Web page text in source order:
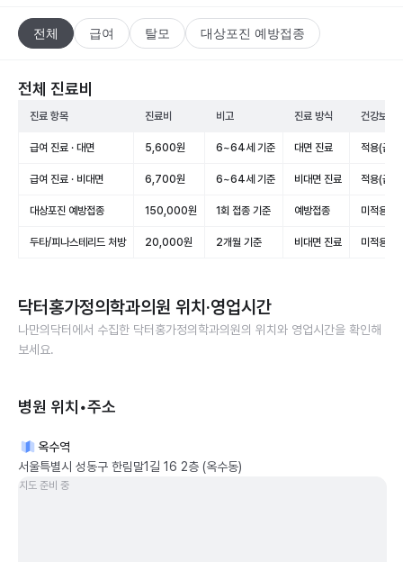
전체 급여 탈모 대상포진 예방접종
전체 진료비
진료 항목 진료비 비고 진료 방식 건강보험
급여 진료 · 대면 5,600원 6~64세 기준 대면 진료 적용(급여)
급여 진료 · 비대면 6,700원 6~64세 기준 비대면 진료 적용(급여)
대상포진 예방접종 150,000원 1회 접종 기준 예방접종 미적용(비
두타/피나스테리드 처방 20,000원 2개월 기준 비대면 진료 미적용(비
닥터홍가정의학과의원 위치·영업시간
나만의닥터에서 수집한 닥터홍가정의학과의원의 위치와 영업시간을 확인해
보세요.
병원 위치•주소
옥수역
서울특별시 성동구 한림말1길 16 2층 (옥수동)
지도 준비 중